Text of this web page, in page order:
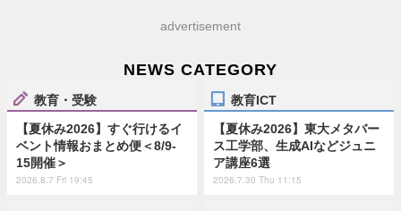
advertisement
NEWS CATEGORY
教育・受験
【夏休み2026】すぐ行けるイ
ベント情報おまとめ便＜8/9-
15開催＞
2026.8.7 Fri 19:45
教育ICT
【夏休み2026】東大メタバー
ス工学部、生成AIなどジュニ
ア講座6選
2026.7.30 Thu 11:15